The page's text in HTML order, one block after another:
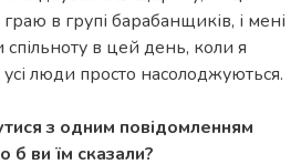
в групі барабанщиків, і мені
спільноту в цей день, коли я
усі люди просто насолоджуються.
з одним повідомленням
ви їм сказали?